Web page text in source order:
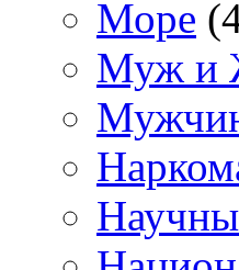
Море
Муж и